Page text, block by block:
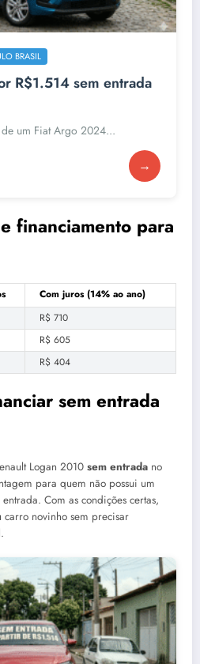
BRASIL
R$1.514 sem entrada
um Fiat Argo 2024...
→
financiamento para
Com juros (14% ao ano)
R$ 710
R$ 605
R$ 404
sem entrada
Logan 2010 sem entrada no
para quem não possui um
Com as condições certas,
novinho sem precisar